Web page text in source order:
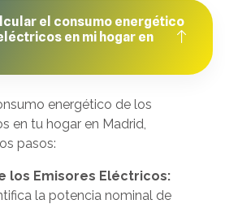
el consumo energético
en mi hogar en
energético de los
en tu hogar en Madrid,
pasos:
los Emisores Eléctricos:
la potencia nominal de